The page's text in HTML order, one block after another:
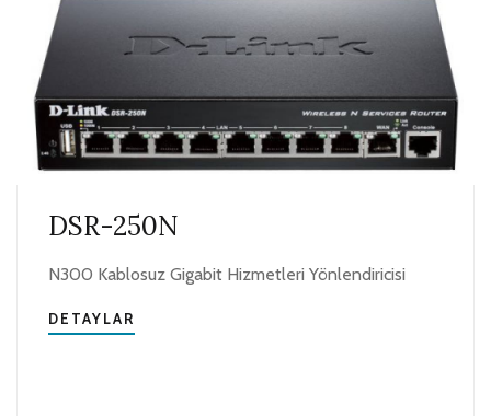
DSR-250N
N300 Kablosuz Gigabit Hizmetleri Yönlendiricisi
DETAYLAR